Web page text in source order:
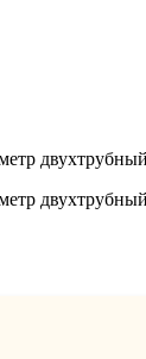
двухтрубный
двухтрубный